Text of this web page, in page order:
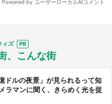
ィズ
、こんな街
ドルの夜景」が見られるって知
ラマンに聞く、きらめく光を捉